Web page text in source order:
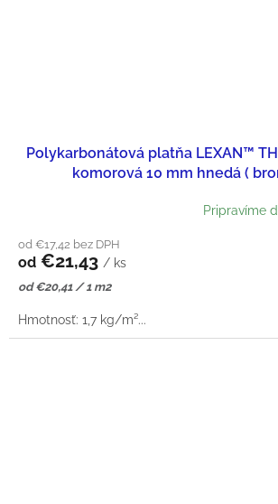
Polykarbonátová platňa LEXAN™
komorová 10 mm hnedá (
Pripravíme
od €17,42 bez DPH
od €21,43 / ks
Jednotková
od €20,41 / 1 m2
Hmotnosť: 1,7 kg/m²...